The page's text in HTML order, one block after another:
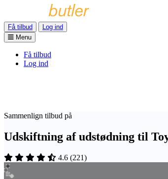
Få tilbud
Log ind
Menu
Få tilbud
Log ind
Sammenlign tilbud på
Udskiftning af udstødning til
4.6 (221)